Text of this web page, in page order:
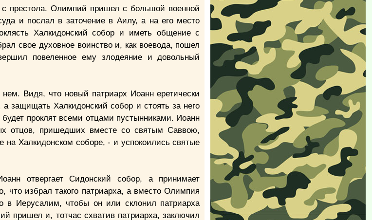
с престола. Олимпий пришел с большой военной
и послал в заточение в Аилу, а на его место
Халкидонский собор и иметь общение с
свое духовное воинство и, как воевода, пошел
повеленное ему злодеяние и довольный
Видя, что новый патриарх Иоанн еретически
защищать Халкидонский собор и стоять за него
проклят всеми отцами пустынниками. Иоанн
отцов, пришедших вместе со святым Саввою,
на Халкидонском соборе, - и успокоились святые
отвергает Сидонский собор, а принимает
избрал такого патриарха, а вместо Олимпия
в Иерусалим, чтобы он или склонил патриарха
пришел и, тотчас схватив патриарха, заключил